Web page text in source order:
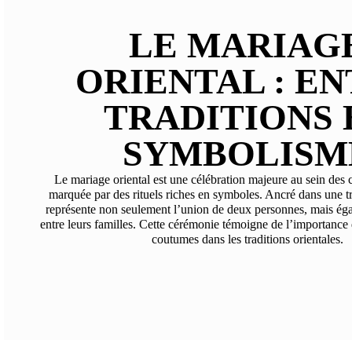
LE
ORIENTAL :
TRADITIONS
Le mariage oriental est une célébration majeure au sein des
marquée par des rituels riches en symboles. Ancré dans une
représente non seulement l’union de deux personnes, mais
entre leurs familles. Cette cérémonie témoigne de
coutumes dans les traditions orientales.